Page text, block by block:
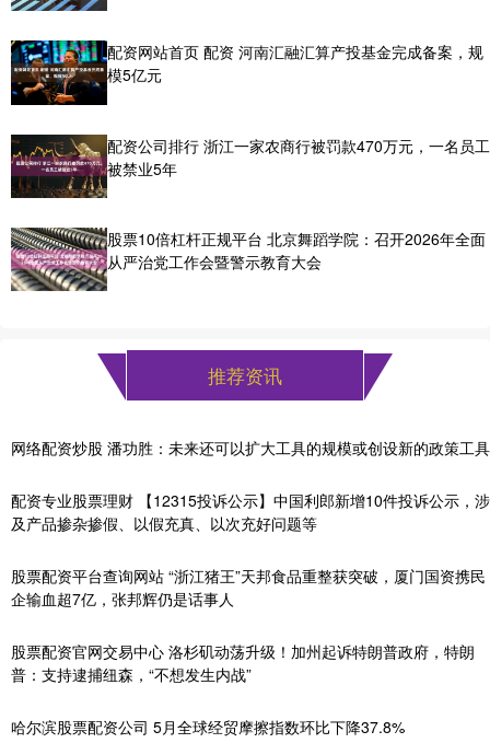
配资网站首页 配资 河南汇融汇算产投基金完成备案，规
模5亿元
配资公司排行 浙江一家农商行被罚款470万元，一名员工
被禁业5年
股票10倍杠杆正规平台 北京舞蹈学院：召开2026年全面
从严治党工作会暨警示教育大会
推荐资讯
网络配资炒股 潘功胜：未来还可以扩大工具的规模或创设新的政策工具
配资专业股票理财 【12315投诉公示】中国利郎新增10件投诉公示，涉
及产品掺杂掺假、以假充真、以次充好问题等
股票配资平台查询网站 “浙江猪王”天邦食品重整获突破，厦门国资携民
企输血超7亿，张邦辉仍是话事人
股票配资官网交易中心 洛杉矶动荡升级！加州起诉特朗普政府，特朗
普：支持逮捕纽森，“不想发生内战”
哈尔滨股票配资公司 5月全球经贸摩擦指数环比下降37.8%